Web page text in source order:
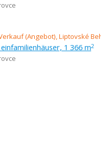
1 366 m2